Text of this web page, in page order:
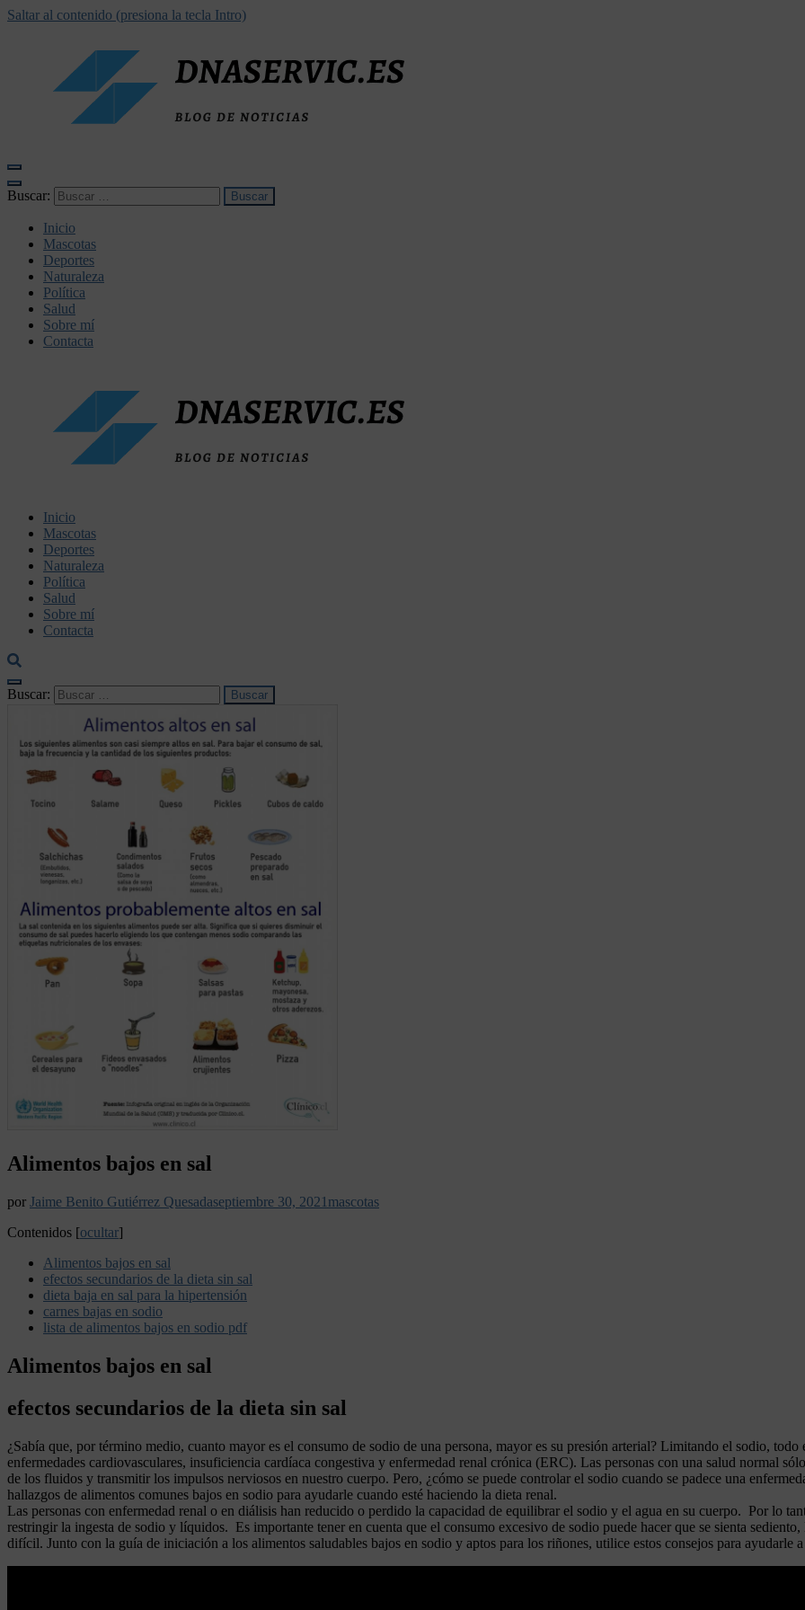
Saltar al contenido (presiona la tecla Intro)
Buscar:
Inicio
Mascotas
Deportes
Naturaleza
Política
Salud
Sobre mí
Contacta
dnaservic.es
Inicio
Mascotas
Deportes
Naturaleza
Política
Salud
Sobre mí
Contacta
Buscar:
Alimentos bajos en sal
por Jaime Benito Gutiérrez Quesadaseptiembre 30, 2021 mascotas
Contenidos [ocultar]
Alimentos bajos en sal
efectos secundarios de la dieta sin sal
dieta baja en sal para la hipertensión
carnes bajas en sodio
lista de alimentos bajos en sodio pdf
Alimentos bajos en sal
efectos secundarios de la dieta sin sal
¿Sabía que, por término medio, cuanto mayor es el consumo de sodio de una persona, mayor es su presión arterial? Limitando el sodio,
enfermedades cardiovasculares, insuficiencia cardíaca congestiva y enfermedad renal crónica (ERC). Las personas con una salud normal
de los fluidos y transmitir los impulsos nerviosos en nuestro cuerpo. Pero, ¿cómo se puede controlar el sodio cuando se padece una
hallazgos de alimentos comunes bajos en sodio para ayudarle cuando esté haciendo la dieta renal.
Las personas con enfermedad renal o en diálisis han reducido o perdido la capacidad de equilibrar el sodio y el agua en su cuerpo. Por lo
restringir la ingesta de sodio y líquidos. Es importante tener en cuenta que el consumo excesivo de sodio puede hacer que se sienta
difícil. Junto con la guía de iniciación a los alimentos saludables bajos en sodio y aptos para los riñones, utilice estos consejos para ayudarle